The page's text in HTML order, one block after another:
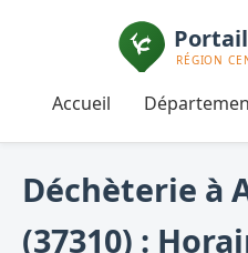
Accueil
Déchèterie à
(37310) :